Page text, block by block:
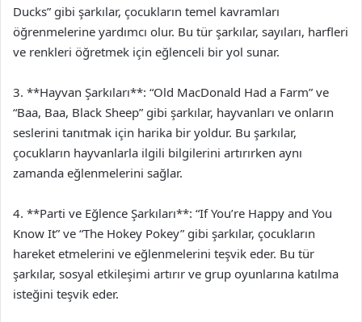
Ducks” gibi şarkılar, çocukların temel kavramları
öğrenmelerine yardımcı olur. Bu tür şarkılar, sayıları, harfleri
ve renkleri öğretmek için eğlenceli bir yol sunar.
3. **Hayvan Şarkıları**: “Old MacDonald Had a Farm” ve
“Baa, Baa, Black Sheep” gibi şarkılar, hayvanları ve onların
seslerini tanıtmak için harika bir yoldur. Bu şarkılar,
çocukların hayvanlarla ilgili bilgilerini artırırken aynı
zamanda eğlenmelerini sağlar.
4. **Parti ve Eğlence Şarkıları**: “If You’re Happy and You
Know It” ve “The Hokey Pokey” gibi şarkılar, çocukların
hareket etmelerini ve eğlenmelerini teşvik eder. Bu tür
şarkılar, sosyal etkileşimi artırır ve grup oyunlarına katılma
isteğini teşvik eder.